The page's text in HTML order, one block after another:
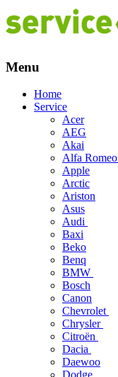
Menu
Skip
Home
Service
Acer
AEG
Akai
Alfa Romeo
Apple
Arctic
Ariston
Asus
Audi
Baxi
Beko
Benq
BMW
Bosch
Canon
Chevrolet
Chrysler
Citroën
Dacia
Daewoo